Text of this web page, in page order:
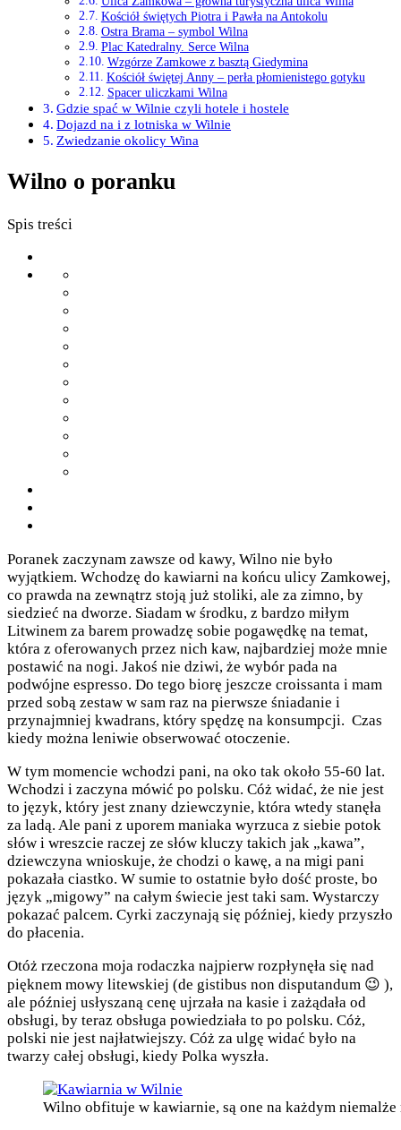
Kościół świętych Piotra i Pawła na Antokolu
Ostra Brama – symbol Wilna
Plac Katedralny. Serce Wilna
Wzgórze Zamkowe z basztą Giedymina
Kościół świętej Anny – perła płomienistego gotyku
Spacer uliczkami Wilna
Gdzie spać w Wilnie czyli hotele i hostele
Dojazd na i z lotniska w Wilnie
Zwiedzanie okolicy Wina
Wilno o poranku
Spis treści
Poranek zaczynam zawsze od kawy, Wilno nie było
wyjątkiem. Wchodzę do kawiarni na końcu ulicy Zamkowej,
co prawda na zewnątrz stoją już stoliki, ale za zimno, by
siedzieć na dworze. Siadam w środku, z bardzo miłym
Litwinem za barem prowadzę sobie pogawędkę na temat,
która z oferowanych przez nich kaw, najbardziej może mnie
postawić na nogi. Jakoś nie dziwi, że wybór pada na
podwójne espresso. Do tego biorę jeszcze croissanta i mam
przed sobą zestaw w sam raz na pierwsze śniadanie i
przynajmniej kwadrans, który spędzę na konsumpcji. Czas
kiedy można leniwie obserwować otoczenie.
W tym momencie wchodzi pani, na oko tak około 55-60 lat.
Wchodzi i zaczyna mówić po polsku. Cóż widać, że nie jest
to język, który jest znany dziewczynie, która wtedy stanęła
za ladą. Ale pani z uporem maniaka wyrzuca z siebie potok
słów i wreszcie raczej ze słów kluczy takich jak „kawa”,
dziewczyna wnioskuje, że chodzi o kawę, a na migi pani
pokazała ciastko. W sumie to ostatnie było dość proste, bo
język „migowy” na całym świecie jest taki sam. Wystarczy
pokazać palcem. Cyrki zaczynają się później, kiedy przyszło
do płacenia.
Otóż rzeczona moja rodaczka najpierw rozpłynęła się nad
pięknem mowy litewskiej (de gistibus non disputandum 😉 ),
ale później usłyszaną cenę ujrzała na kasie i zażądała od
obsługi, by teraz obsługa powiedziała to po polsku. Cóż,
polski nie jest najłatwiejszy. Cóż za ulgę widać było na
twarzy całej obsługi, kiedy Polka wyszła.
Wilno obfituje w kawiarnie, są one na każdym